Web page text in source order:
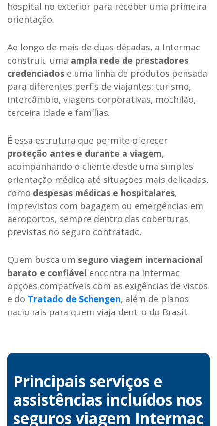
hospital no exterior para receber uma primeira
orientação.
Ao longo de mais de duas décadas, a Intermac
construiu uma ampla rede de prestadores
credenciados e uma linha de produtos pensada
para diferentes perfis de viajantes: turismo,
intercâmbio, viagens corporativas, mochilão,
terceira idade e famílias.
É essa estrutura que permite oferecer
proteção antes e durante a viagem,
acompanhando o cliente desde uma simples
orientação médica até situações mais delicadas,
como despesas médicas e hospitalares,
imprevistos com bagagem ou emergências em
aeroportos, sempre dentro das coberturas
previstas no seguro contratado.
Quem busca um seguro viagem internacional
barato e confiável encontra na Intermac
opções compatíveis com as exigências de vistos
e do Tratado de Schengen, além de planos
nacionais para quem viaja dentro do Brasil.
Principais serviços e
assistências incluídos nos
seguros viagem Intermac